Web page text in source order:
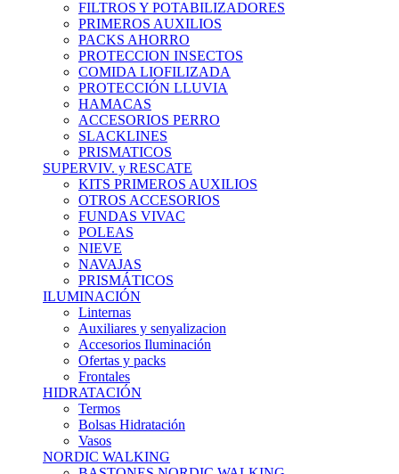
FILTROS Y POTABILIZADORES
PRIMEROS AUXILIOS
PACKS AHORRO
PROTECCION INSECTOS
COMIDA LIOFILIZADA
PROTECCIÓN LLUVIA
HAMACAS
ACCESORIOS PERRO
SLACKLINES
PRISMATICOS
SUPERVIV. y RESCATE
KITS PRIMEROS AUXILIOS
OTROS ACCESORIOS
FUNDAS VIVAC
POLEAS
NIEVE
NAVAJAS
PRISMÁTICOS
ILUMINACIÓN
Linternas
Auxiliares y senyalizacion
Accesorios Iluminación
Ofertas y packs
Frontales
HIDRATACIÓN
Termos
Bolsas Hidratación
Vasos
NORDIC WALKING